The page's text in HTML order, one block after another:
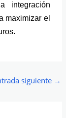
integración
maximizar el
siguiente →